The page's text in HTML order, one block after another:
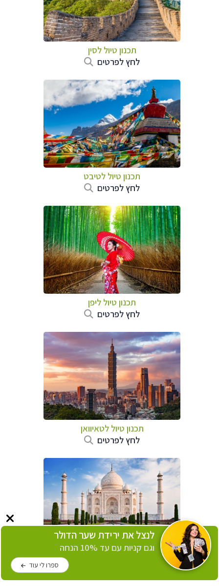
תכנון טיול לסין
לחץ לפרטים
תכנון טיול לטיבט
לחץ לפרטים
תכנון טיול ליפן
לחץ לפרטים
תכנון טיול לטאיוואן
לחץ לפרטים
תכנון טיוללהודו
לנצל את ירידת שער הדולר
וגם קניות עם עד 10% הנחה
ספרו לי עוד